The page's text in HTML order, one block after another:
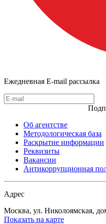
Ежедневная E-mail рассылка
Об агентстве
Методологическая база
Раскрытие информации
Реквизиты
Вакансии
Антикоррупционная
Адрес
Москва, ул. Николоямская,
Показать на карте